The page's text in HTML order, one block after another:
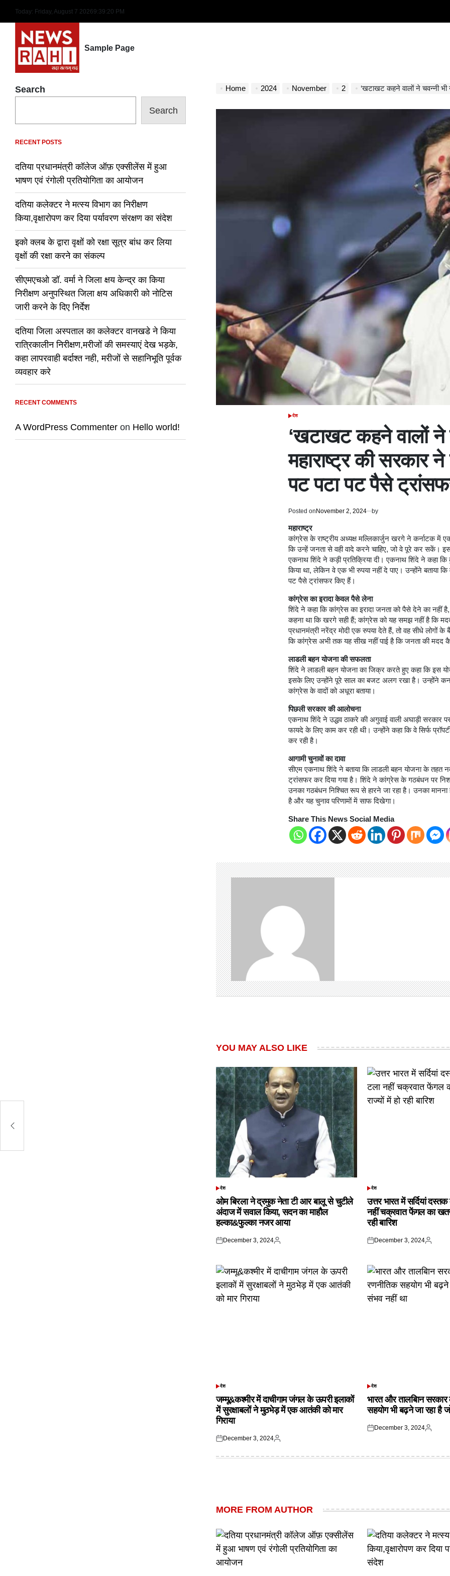
content
Today: Friday, August 7 20269:39:21 PM
Sample Page
Home 2024 November 2 ‘खटाखट कहने वालों ने चवन्नी भी नहीं दी,
POSTED
देश
‘खटाखट कहने वालों ने
महाराष्ट्र की सरकार
पट पटा पट पैसे
Posted on November 2, 2024 by
महाराष्ट्र
कांग्रेस के राष्ट्रीय अध्यक्ष मल्लिकार्जुन खरगे ने कर्नाटक में
कि उन्हें जनता से वही वादे करने चाहिए, जो वे पूरे कर सकें।
एकनाथ शिंदे ने कड़ी प्रतिक्रिया दी। एकनाथ शिंदे ने कहा
किया था, लेकिन वे एक भी रुपया नहीं दे पाए। उन्होंने बताया
पट पैसे ट्रांसफर किए हैं।
कांग्रेस का इरादा केवल पैसे लेना
शिंदे ने कहा कि कांग्रेस का इरादा जनता को पैसे देने का नहीं
कहना था कि खरगे सही हैं; कांग्रेस को यह समझ नहीं है कि
प्रधानमंत्री नरेंद्र मोदी एक रुपया देते हैं, तो वह सीधे लोगों
कि कांग्रेस अभी तक यह सीख नहीं पाई है कि जनता की मदद
लाडली बहन योजना की सफलता
शिंदे ने लाडली बहन योजना का जिक्र करते हुए कहा कि इस
इसके लिए उन्होंने पूरे साल का बजट अलग रखा है। उन्होंने
कांग्रेस के वादों को अधूरा बताया।
पिछली सरकार की आलोचना
एकनाथ शिंदे ने उद्धव ठाकरे की अगुवाई वाली अघाड़ी सरकार
फायदे के लिए काम कर रही थी। उन्होंने कहा कि वे सिर्फ
कर रही है।
आगामी चुनावों का दावा
सीएम एकनाथ शिंदे ने बताया कि लाडली बहन योजना के तहत
ट्रांसफर कर दिया गया है। शिंदे ने कांग्रेस के गठबंधन पर
उनका गठबंधन निश्चित रूप से हारने जा रहा है। उनका मानना
है और यह चुनाव परिणामों में साफ दिखेगा।
Share This News Social Media
YOU MAY ALSO LIKE
POSTED
देश
ओम बिरला ने द्रमुक नेता टी आर बालू से चुटीले
अंदाज में सवाल किया, सदन का माहौल
हल्का&फुल्का नजर आया
Posted
December 3, 2024
Posted
POSTED
देश
उत्तर भारत में सर्दियां
नहीं चक्रवात फेंगल का
रही बारिश
Posted
December 3, 2024
Posted
POSTED
देश
जम्मू&कश्मीर में दाचीगाम जंगल के ऊपरी इलाकों
में सुरक्षाबलों ने मुठभेड़ में एक आतंकी को मार
गिराया
Posted
December 3, 2024
Posted
POSTED
देश
भारत और तालबिान
सहयोग भी बढ़ने जा रहा है
Posted
December 3, 2024
Posted
MORE FROM AUTHOR
Search
Search
RECENT POSTS
दतिया प्रधानमंत्री कॉलेज ऑफ़ एक्सीलेंस में हुआ
भाषण एवं रंगोली प्रतियोगिता का आयोजन
दतिया कलेक्टर ने मत्स्य विभाग का निरीक्षण
किया,वृक्षारोपण कर दिया पर्यावरण संरक्षण का संदेश
इको क्लब के द्वारा वृक्षों को रक्षा सूत्र बांध कर लिया
वृक्षों की रक्षा करने का संकल्प
सीएमएचओ डॉ. वर्मा ने जिला क्षय केन्द्र का किया
निरीक्षण अनुपस्थित जिला क्षय अधिकारी को नोटिस
जारी करने के दिए निर्देश
दतिया जिला अस्पताल का कलेक्टर वानखडे ने किया
रात्रिकालीन निरीक्षण,मरीजों की समस्याएं देख भड़के,
कहा लापरवाही बर्दाश्त नही, मरीजों से सहानिभूति पूर्वक
व्यवहार करे
RECENT COMMENTS
A WordPress Commenter on Hello world!